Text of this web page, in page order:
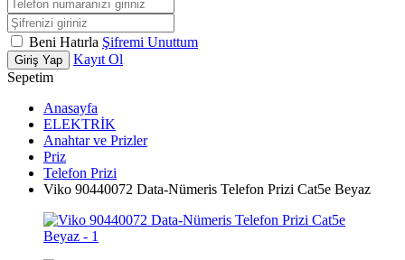
Beni Hatırla Şifremi Unuttum
Giriş Yap
Kayıt Ol
Sepetim
Anasayfa
ELEKTRİK
Anahtar ve Prizler
Priz
Telefon Prizi
Viko 90440072 Data-Nümeris Telefon Prizi Cat5e Beyaz